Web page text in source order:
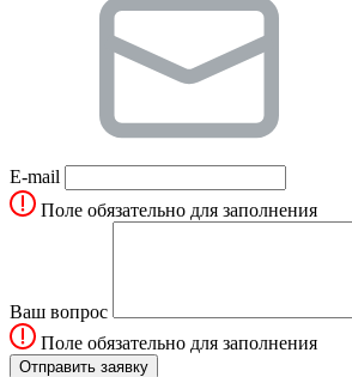
E-mail
Поле обязательно для заполнения
Ваш вопрос
Поле обязательно для заполнения